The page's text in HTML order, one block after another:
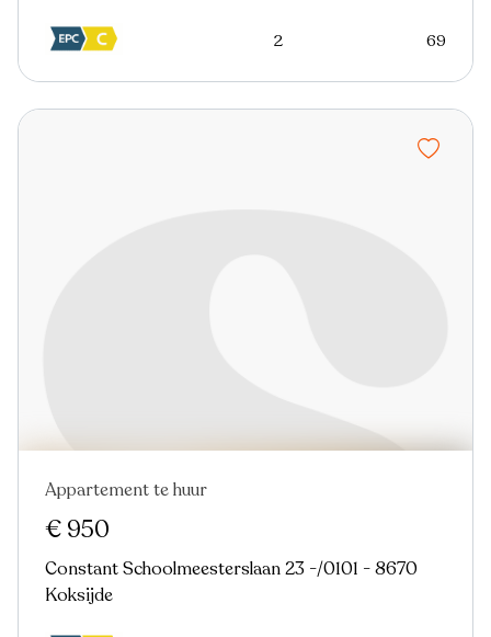
2 69
Nieuw
Appartement te huur
€ 950
Constant Schoolmeesterslaan 23 -/0101 - 8670
Koksijde